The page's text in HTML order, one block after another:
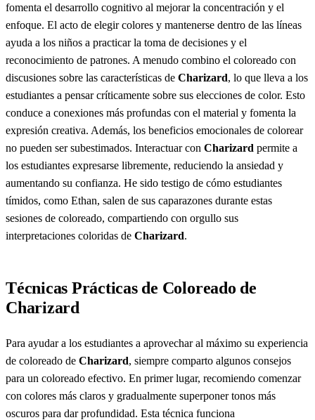
fomenta el desarrollo cognitivo al mejorar la concentración y el
enfoque. El acto de elegir colores y mantenerse dentro de las líneas
ayuda a los niños a practicar la toma de decisiones y el
reconocimiento de patrones. A menudo combino el coloreado con
discusiones sobre las características de Charizard, lo que lleva a los
estudiantes a pensar críticamente sobre sus elecciones de color. Esto
conduce a conexiones más profundas con el material y fomenta la
expresión creativa. Además, los beneficios emocionales de colorear
no pueden ser subestimados. Interactuar con Charizard permite a
los estudiantes expresarse libremente, reduciendo la ansiedad y
aumentando su confianza. He sido testigo de cómo estudiantes
tímidos, como Ethan, salen de sus caparazones durante estas
sesiones de coloreado, compartiendo con orgullo sus
interpretaciones coloridas de Charizard.
Técnicas Prácticas de Coloreado de
Charizard
Para ayudar a los estudiantes a aprovechar al máximo su experiencia
de coloreado de Charizard, siempre comparto algunos consejos
para un coloreado efectivo. En primer lugar, recomiendo comenzar
con colores más claros y gradualmente superponer tonos más
oscuros para dar profundidad. Esta técnica funciona